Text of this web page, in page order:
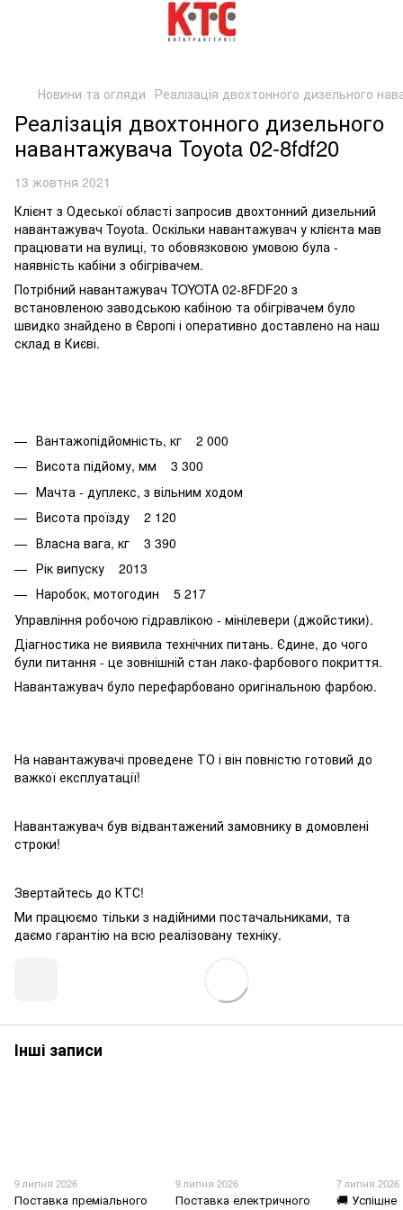
Новини та огляди Реалізація двохтонного дизельного
Реалізація двохтонного дизельного
навантажувача Toyota 02-8fdf20
13 жовтня 2021
Клієнт з Одеської області запросив двохтонний дизельний
навантажувач Toyota. Оскільки навантажувач у клієнта мав
працювати на вулиці, то обовязковою умовою була -
наявність кабіни з обігрівачем.
Потрібний навантажувач TOYOTA 02-8FDF20 з
встановленою заводською кабіною та обігрівачем було
швидко знайдено в Європі і оперативно доставлено на наш
склад в Києві.
Вантажопідйомність, кг 2 000
Висота підйому, мм 3 300
Мачта - дуплекс, з вільним ходом
Висота проїзду 2 120
Власна вага, кг 3 390
Рік випуску 2013
Наробок, мотогодин 5 217
Управління робочою гідравлікою - мінілевери (джойстики).
Діагностика не виявила технічних питань. Єдине, до чого
були питання - це зовнішній стан лако-фарбового покриття.
Навантажувач було перефарбовано оригінальною фарбою.
На навантажувачі проведене ТО і він повністю готовий до
важкої експлуатації!
Навантажувач був відвантажений замовнику в домовлені
строки!
Звертайтесь до КТС!
Ми працюємо тільки з надійними постачальниками, та
даємо гарантію на всю реалізовану техніку.
Інші записи
9 липня 2026
Поставка преміального
9 липня 2026
Поставка електричного
7 липня 2026
🚚 Успішне